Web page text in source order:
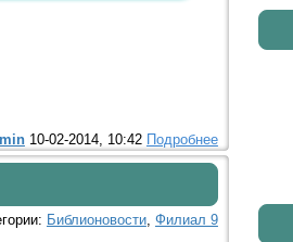
10-02-2014, 10:42 Подробнее
Библионовости, Филиал 9